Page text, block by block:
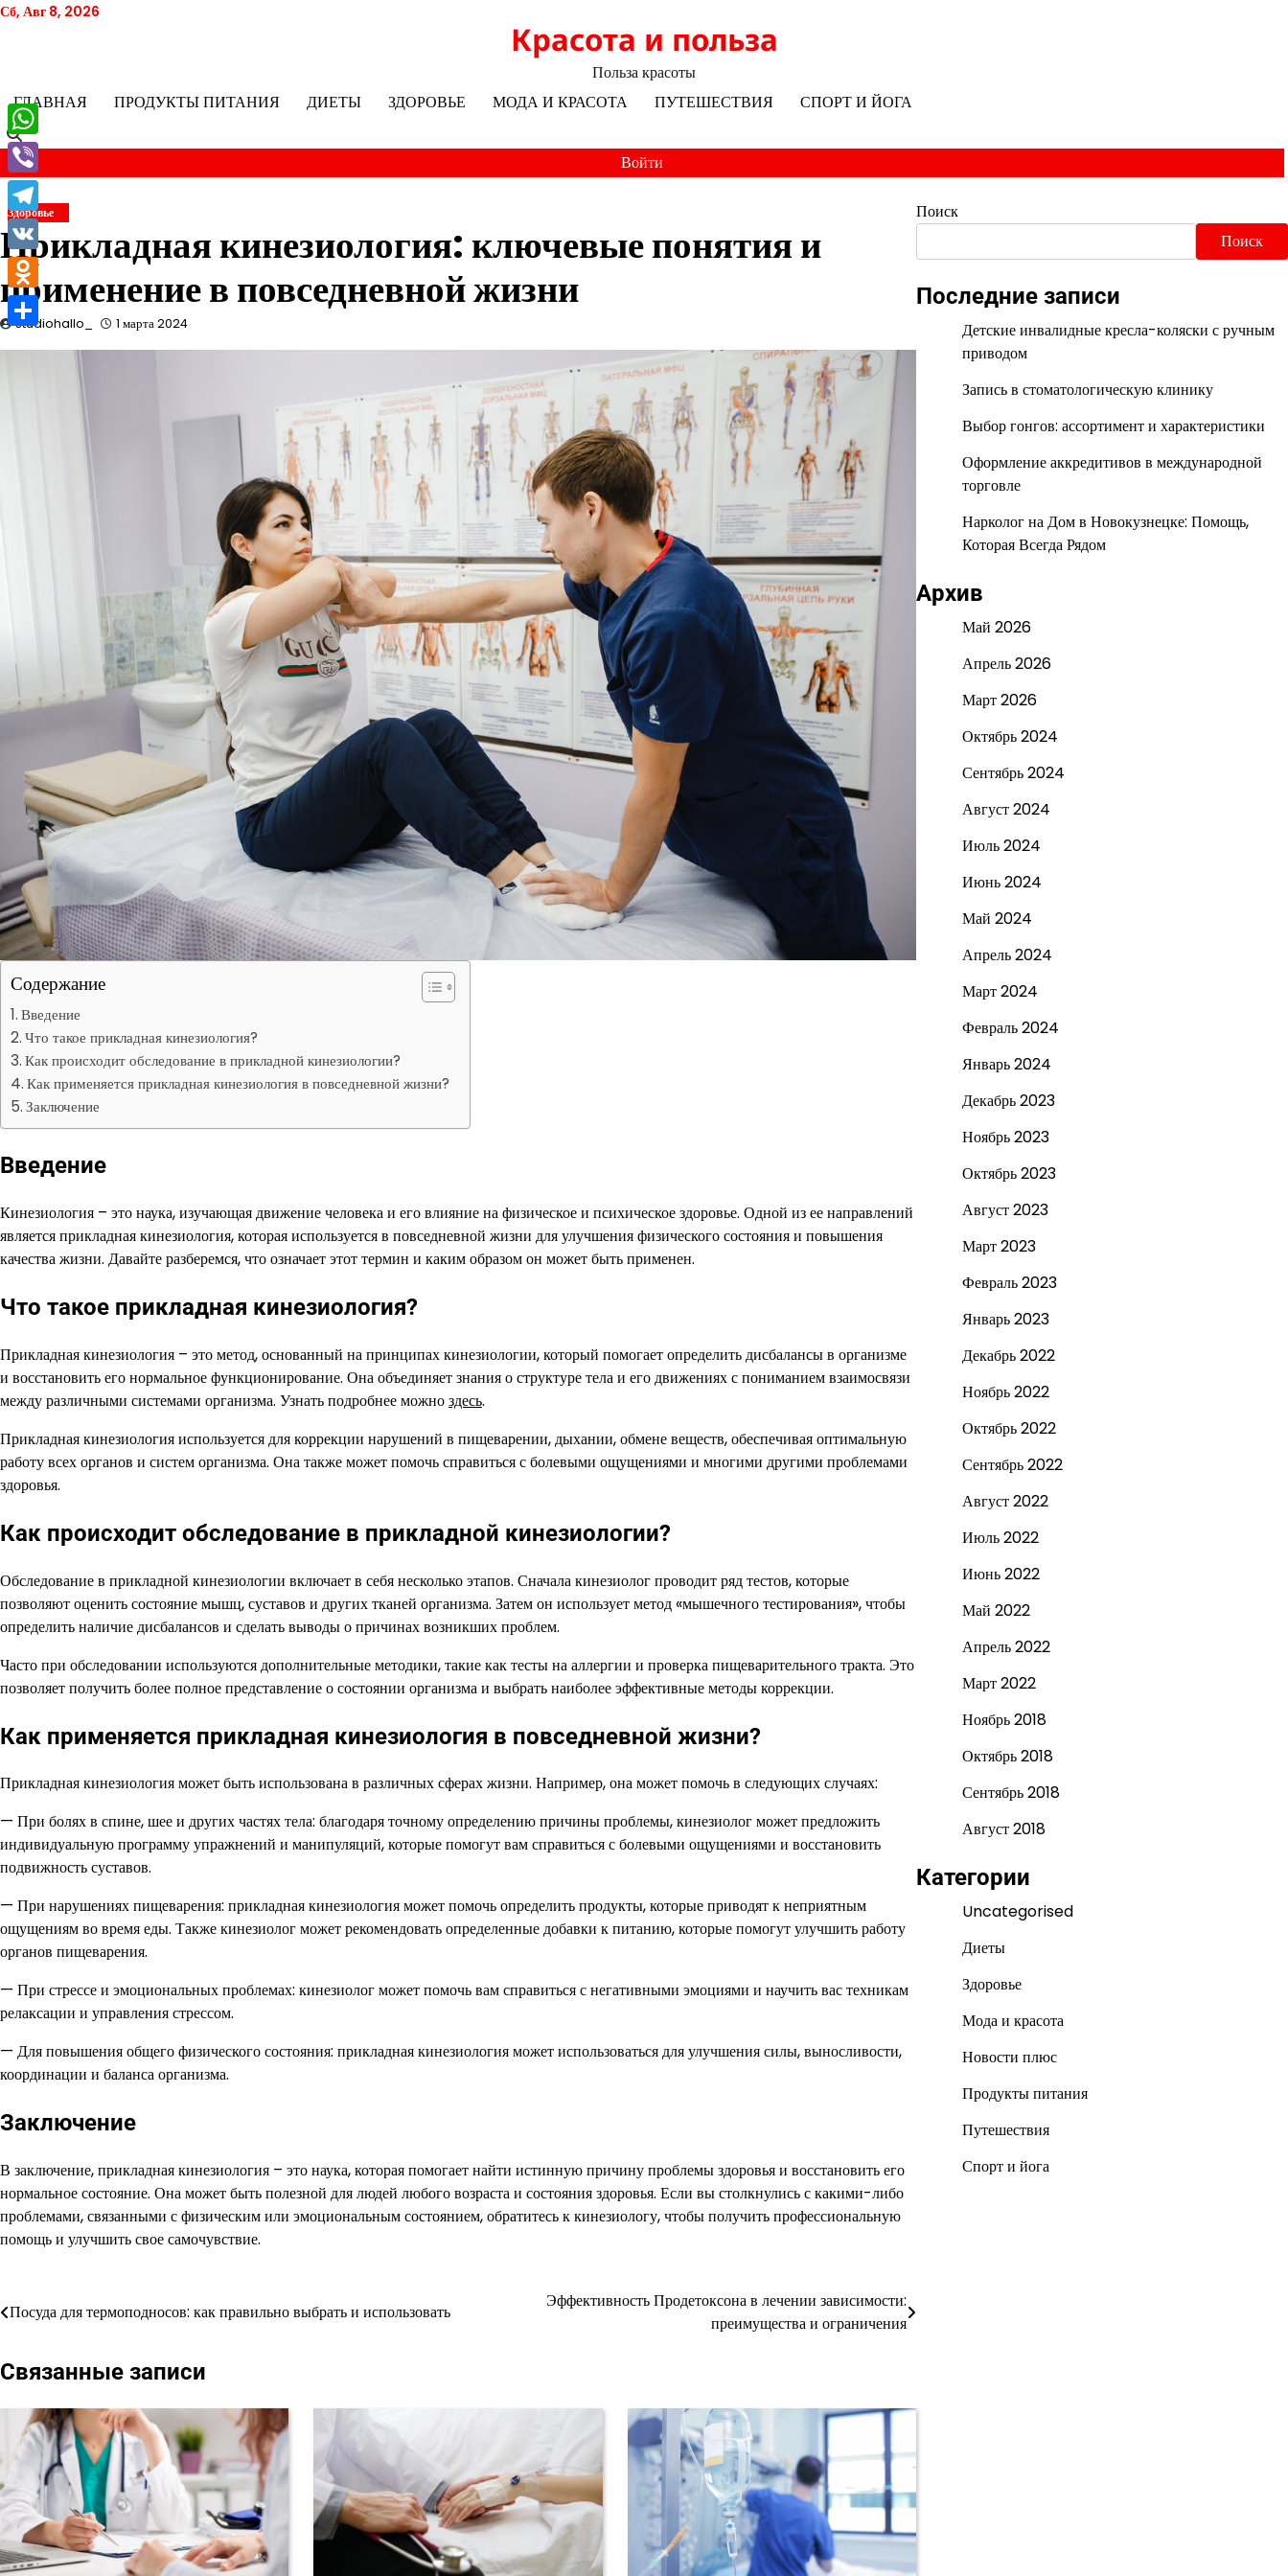
Перейти
Сб, Авг 8, 2026
Красота и польза
Польза красоты
ГЛАВНАЯ
ПРОДУКТЫ ПИТАНИЯ ДИЕТЫ ЗДОРОВЬЕ МОДА И КРАСОТА ПУТЕШЕСТВИЯ СПОРТ И ЙОГА
Войти
Здоровье
Прикладная кинезиология: ключевые понятия и
применение в повседневной жизни
studiohallo_ 1 марта 2024
Содержание
Введение
Что такое прикладная кинезиология?
Как происходит обследование в прикладной кинезиологии?
Как применяется прикладная кинезиология в повседневной жизни?
Заключение
Введение
Кинезиология – это наука, изучающая движение человека и его влияние на физическое и психическое здоровье. Одной из ее направлений
является прикладная кинезиология, которая используется в повседневной жизни для улучшения физического состояния и повышения
качества жизни. Давайте разберемся, что означает этот термин и каким образом он может быть применен.
Что такое прикладная кинезиология?
Прикладная кинезиология – это метод, основанный на принципах кинезиологии, который помогает определить дисбалансы в организме
и восстановить его нормальное функционирование. Она объединяет знания о структуре тела и его движениях с пониманием взаимосвязи
между различными системами организма. Узнать подробнее можноздесь.
Прикладная кинезиология используется для коррекции нарушений в пищеварении, дыхании, обмене веществ, обеспечивая оптимальную
работу всех органов и систем организма. Она также может помочь справиться с болевыми ощущениями и многими другими проблемами
здоровья.
Как происходит обследование в прикладной кинезиологии?
Обследование в прикладной кинезиологии включает в себя несколько этапов. Сначала кинезиолог проводит ряд тестов, которые
позволяют оценить состояние мышц, суставов и других тканей организма. Затем он использует метод «мышечного тестирования», чтобы
определить наличие дисбалансов и сделать выводы о причинах возникших проблем.
Часто при обследовании используются дополнительные методики, такие как тесты на аллергии и проверка пищеварительного тракта. Это
позволяет получить более полное представление о состоянии организма и выбрать наиболее эффективные методы коррекции.
Как применяется прикладная кинезиология в повседневной жизни?
Прикладная кинезиология может быть использована в различных сферах жизни. Например, она может помочь в следующих случаях:
— При болях в спине, шее и других частях тела: благодаря точному определению причины проблемы, кинезиолог может предложить
индивидуальную программу упражнений и манипуляций, которые помогут вам справиться с болевыми ощущениями и восстановить
подвижность суставов.
— При нарушениях пищеварения: прикладная кинезиология может помочь определить продукты, которые приводят к неприятным
ощущениям во время еды. Также кинезиолог может рекомендовать определенные добавки к питанию, которые помогут улучшить работу
органов пищеварения.
— При стрессе и эмоциональных проблемах: кинезиолог может помочь вам справиться с негативными эмоциями и научить вас техникам
релаксации и управления стрессом.
— Для повышения общего физического состояния: прикладная кинезиология может использоваться для улучшения силы, выносливости,
координации и баланса организма.
Заключение
В заключение, прикладная кинезиология – это наука, которая помогает найти истинную причину проблемы здоровья и восстановить его
нормальное состояние. Она может быть полезной для людей любого возраста и состояния здоровья. Если вы столкнулись с какими-либо
проблемами, связанными с физическим или эмоциональным состоянием, обратитесь к кинезиологу, чтобы получить профессиональную
помощь и улучшить свое самочувствие.
Навигация
записям
Посуда для термоподносов: как правильно выбрать и использовать
Эффективность Продетоксона в лечении зависимости:
преимущества и ограничения
Связанные записи
Поиск
Поиск
Последние записи
Детские инвалидные кресла-коляски с ручным
приводом
Запись в стоматологическую клинику
Выбор гонгов: ассортимент и характеристики
Оформление аккредитивов в международной
торговле
Нарколог на Дом в Новокузнецке: Помощь,
Которая Всегда Рядом
Архив
Май 2026
Апрель 2026
Март 2026
Октябрь 2024
Сентябрь 2024
Август 2024
Июль 2024
Июнь 2024
Май 2024
Апрель 2024
Март 2024
Февраль 2024
Январь 2024
Декабрь 2023
Ноябрь 2023
Октябрь 2023
Август 2023
Март 2023
Февраль 2023
Январь 2023
Декабрь 2022
Ноябрь 2022
Октябрь 2022
Сентябрь 2022
Август 2022
Июль 2022
Июнь 2022
Май 2022
Апрель 2022
Март 2022
Ноябрь 2018
Октябрь 2018
Сентябрь 2018
Август 2018
Категории
Uncategorised
Диеты
Здоровье
Мода и красота
Новости плюс
Продукты питания
Путешествия
Спорт и йога
WhatsApp
Viber
Telegram
VK
Odnoklassniki